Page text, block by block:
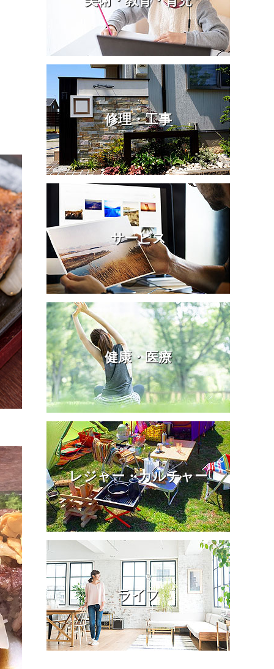
修理・工事
サービス
健康・医療
レジャー・カルチャー
ライフ